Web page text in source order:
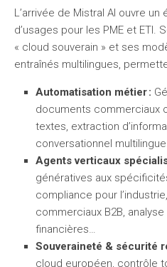
L’arrivée de Mistral AI ouvre
d’usages pour les PME et ETI.
« cloud souverain » et ses
entraînés multilingues,
Automatisation métier :
documents commerciaux
textes, extraction
conversationnel
Agents verticaux
génératives aux
compliance pour
commerciaux B2B,
financières…
Souveraineté & sécurité
cloud européen, contrôle